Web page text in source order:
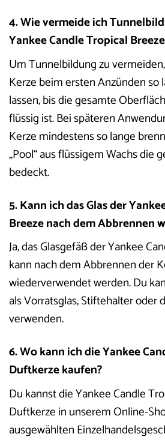
4. Wie vermeide ich
Yankee Candle Tropical
Um Tunnelbildung zu
Kerze beim ersten Anzünden so
lassen, bis die gesamte
flüssig ist. Bei späteren
Kerze mindestens so lange
„Pool“ aus flüssigem Wachs die
bedeckt.
5. Kann ich das Glas der
Breeze nach dem Abbrennen
Ja, das Glasgefäß der Yankee
kann nach dem Abbrennen der
wiederverwendet werden. Du
als Vorratsglas, Stiftehalter oder
verwenden.
6. Wo kann ich die Yankee
Duftkerze kaufen?
Du kannst die Yankee Candle
Duftkerze in unserem Online-
ausgewählten